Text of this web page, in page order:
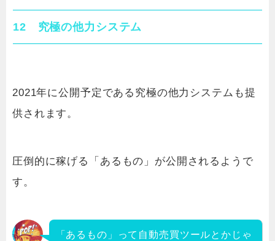
12 究極の他力システム
2021年に公開予定である究極の他力システムも提
供されます。
圧倒的に稼げる「あるもの」が公開されるようで
す。
「あるもの」って自動売買ツールとかじゃ